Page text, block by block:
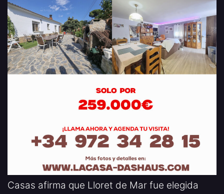
Casas afirma que Lloret de Mar fue elegida